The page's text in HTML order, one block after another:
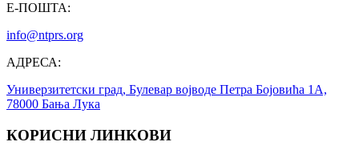
Е-ПОШТА:
info@ntprs.org
АДРЕСА:
Универзитетски град, Булевар војводе Петра Бојовића 1А,
78000 Бања Лука
КОРИСНИ ЛИНКОВИ